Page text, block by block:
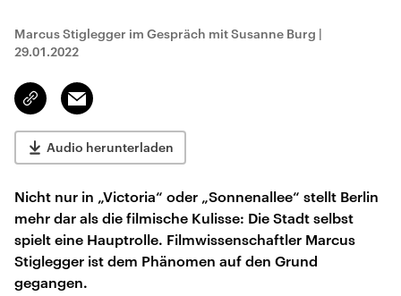
Marcus Stiglegger im Gespräch mit Susanne Burg |
29.01.2022
Link
kopieren/teilen
Email
Audio herunterladen
Nicht nur in „Victoria“ oder „Sonnenallee“ stellt Berlin
mehr dar als die filmische Kulisse: Die Stadt selbst
spielt eine Hauptrolle. Filmwissenschaftler Marcus
Stiglegger ist dem Phänomen auf den Grund
gegangen.